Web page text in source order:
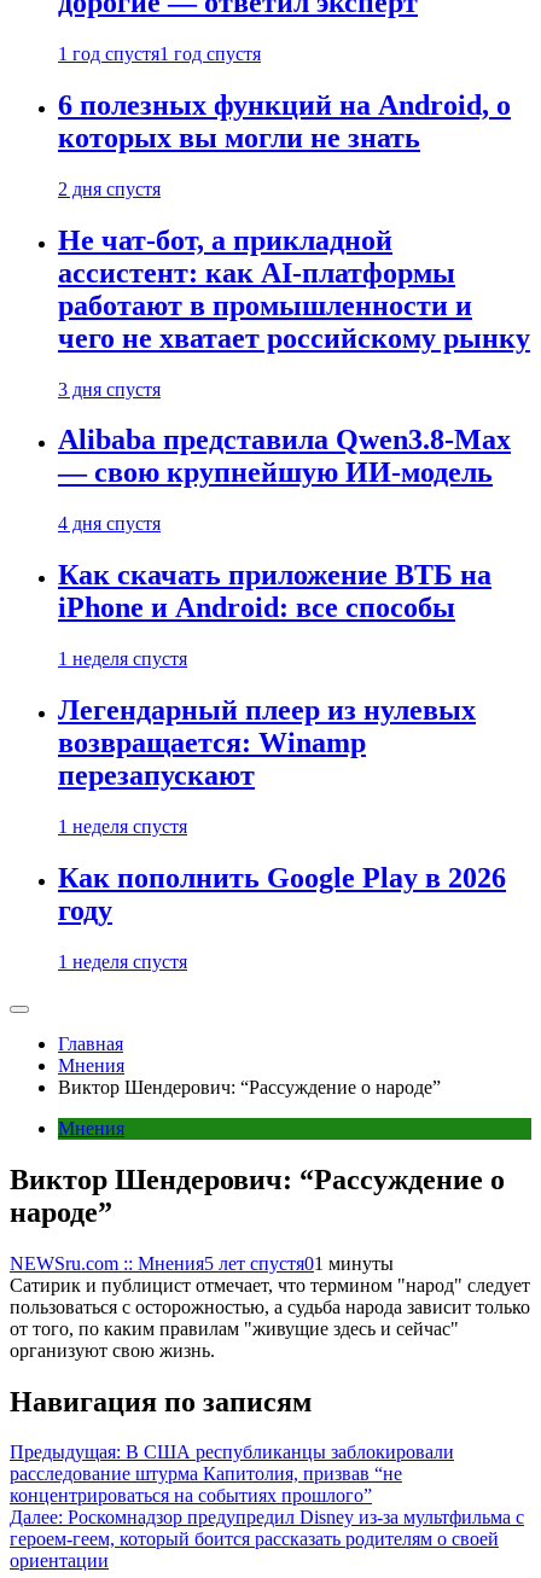
1 год спустя1 год спустя
6 полезных функций на Android, о
которых вы могли не знать
2 дня спустя
Не чат-бот, а прикладной
ассистент: как AI-платформы
работают в промышленности и
чего не хватает российскому рынку
3 дня спустя
Alibaba представила Qwen3.8-Max
— свою крупнейшую ИИ-модель
4 дня спустя
Как скачать приложение ВТБ на
iPhone и Android: все способы
1 неделя спустя
Легендарный плеер из нулевых
возвращается: Winamp
перезапускают
1 неделя спустя
Как пополнить Google Play в 2026
году
1 неделя спустя
Главная
Мнения
Виктор Шендерович: “Рассуждение о народе”
Мнения
Виктор Шендерович: “Рассуждение о
народе”
NEWSru.com :: Мнения5 лет спустя01 минуты
Сатирик и публицист отмечает, что термином "народ" следует
пользоваться с осторожностью, а судьба народа зависит только
от того, по каким правилам "живущие здесь и сейчас"
организуют свою жизнь.
Навигация по записям
Предыдущая: В США республиканцы заблокировали
расследование штурма Капитолия, призвав “не
концентрироваться на событиях прошлого”
Далее: Роскомнадзор предупредил Disney из-за мультфильма c
героем-геем, который боится рассказать родителям о своей
ориентации